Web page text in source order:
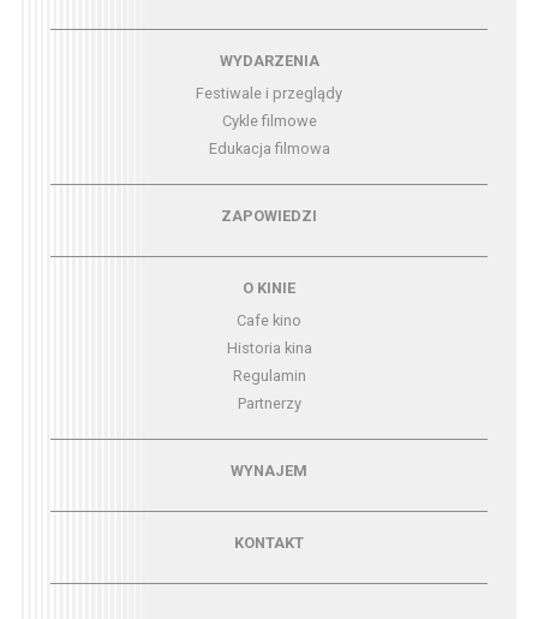
Menu - wydarzeniaWYDARZENIA
Festiwale i przeglądy
Cykle filmowe
Edukacja filmowa
Menu - zapowiedziZAPOWIEDZI
O KINIE
Cafe kino
Historia kina
Regulamin
Partnerzy
Menu - wynajemWYNAJEM
KONTAKT